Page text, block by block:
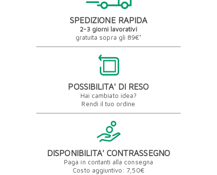
SPEDIZIONE RAPIDA
2-3 giorni lavorativi
gratuita sopra gli 89€*
POSSIBILITA' DI RESO
Hai cambiato idea?
Rendi il tuo ordine
DISPONIBILITA' CONTRASSEGNO
Paga in contanti alla consegna
Costo aggiuntivo: 7,50€